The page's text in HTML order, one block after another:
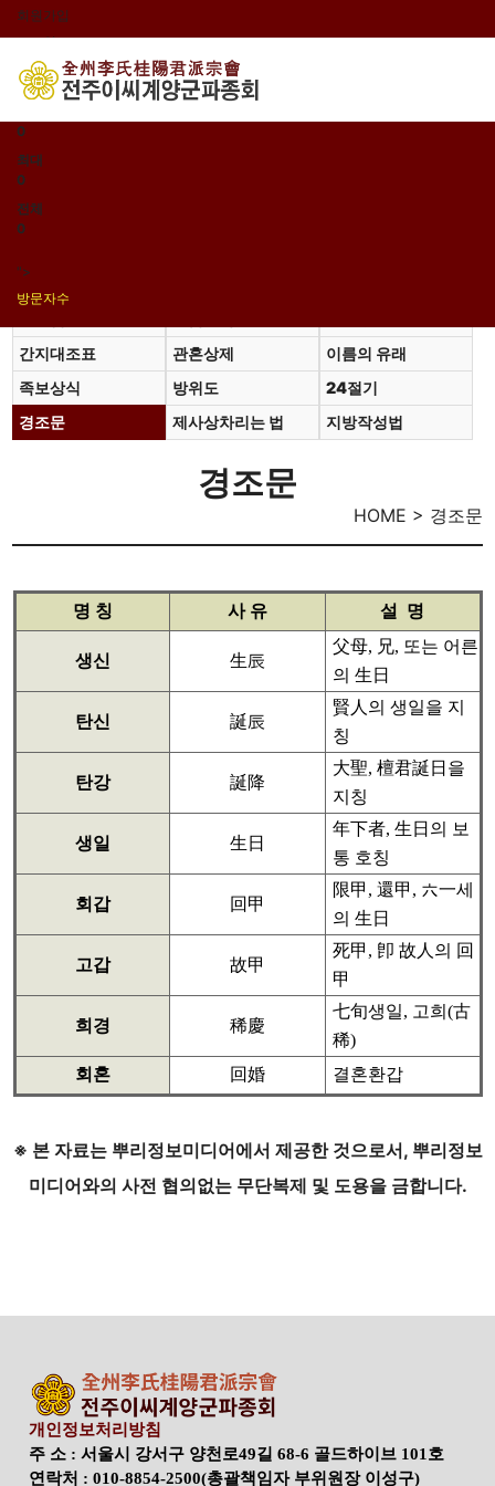
회원가입
로그인
오늘
0
0
최대
0
전체
0
">
방문자수
간지대조표
관혼상제
이름의 유래
족보상식
방위도
24절기
경조문
제사상차리는 법 지방작성법
경조문
HOME > 경조문
명 칭 사 유 설 명
생신 生辰
父母, 兄, 또는 어른
의 生日
탄신 誕辰
賢人의 생일을 지
칭
탄강 誕降
大聖, 檀君誕日을
지칭
생일 生日
年下者, 生日의 보
통 호칭
회갑 回甲
限甲, 還甲, 六一세
의 生日
고갑 故甲
死甲, 卽 故人의 回
甲
희경 稀慶
七旬생일, 고희(古
稀)
회혼
回婚 결혼환갑
※ 본 자료는 뿌리정보미디어에서 제공한 것으로서, 뿌리정보
미디어와의 사전 협의없는 무단복제 및 도용을 금합니다.
개인정보처리방침
주 소 : 서울시 강서구 양천로49길 68-6 골드하이브 101호
연락처 : 010-8854-2500(총괄책임자 부위원장 이성구)